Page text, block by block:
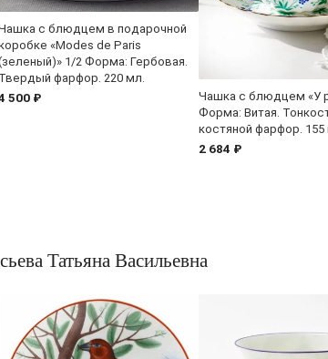
с блюдцем в подарочной
«Modes de Paris
1/2 Форма: Гербовая.
Твердый фарфор. 220 мл.
500 ₽
Чашка с блюдцем «У
Форма: Витая.
костяной фарфор. 155
2 684 ₽
Татьяна Васильевна